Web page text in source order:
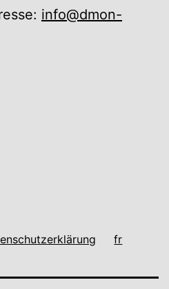
info@dmon-
fr